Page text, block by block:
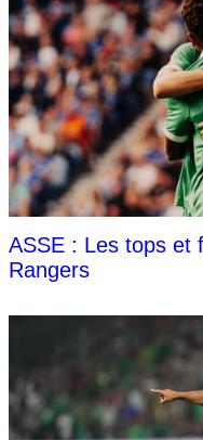
ASSE : Les tops et
Rangers